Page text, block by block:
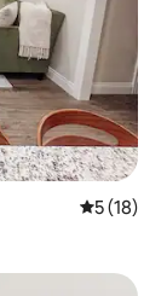
5 (18)